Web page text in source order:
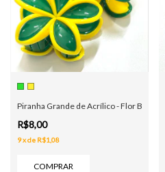
Piranha Grande de Acrílico - Flor Brasil
R$8,00
9xde R$1,08
COMPRAR